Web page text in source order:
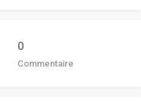
0
Commentaire